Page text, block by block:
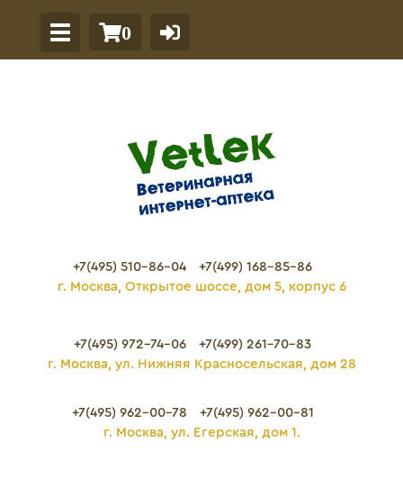
0
+7(495) 510-86-04
+7(499) 168-85-86
г. Москва, Открытое шоссе, дом 5, корпус 6
+7(495) 972-74-06
+7(499) 261-70-83
г. Москва, ул. Нижняя Красносельская, дом 28
+7(495) 962-00-78
+7(495) 962-00-81
г. Москва, ул. Егерская, дом 1.